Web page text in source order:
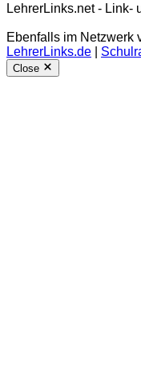
LehrerLinks.net - Link-
Ebenfalls im Netzwerk
LehrerLinks.de
Close